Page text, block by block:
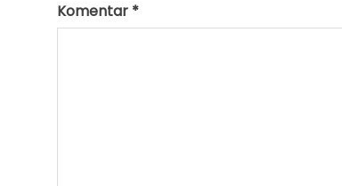
Komentar *